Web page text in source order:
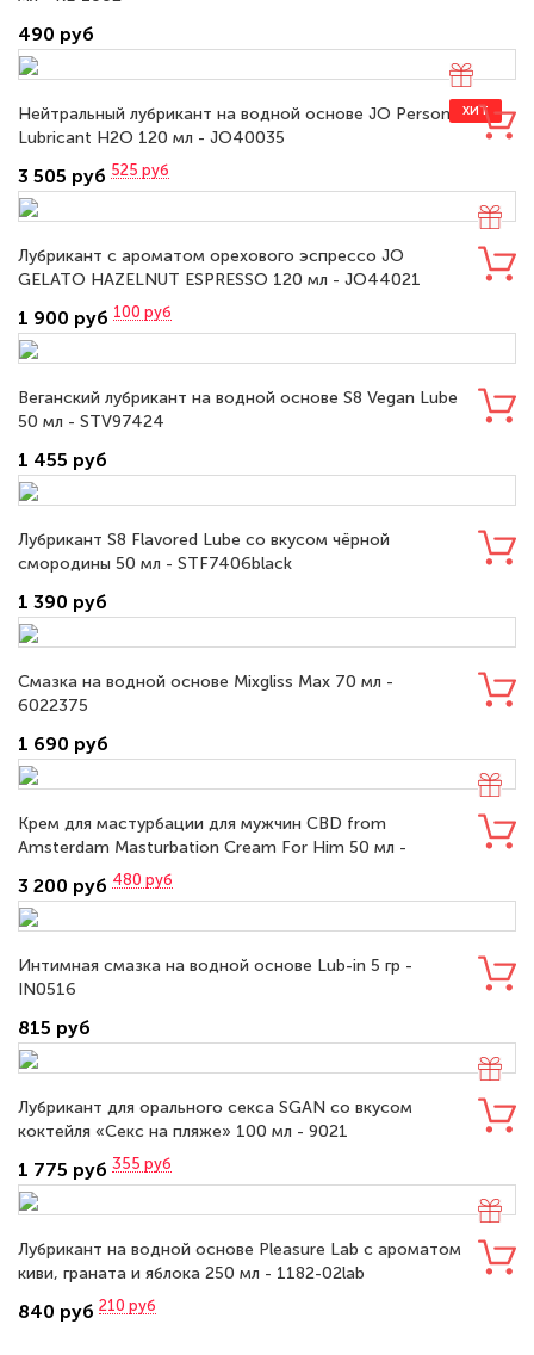
490 руб
ХИТ
Нейтральный лубрикант на водной основе JO Personal
Lubricant H2O 120 мл - JO40035
3 505 руб 525 руб
Лубрикант с ароматом орехового эспрессо JO
GELATO HAZELNUT ESPRESSO 120 мл - JO44021
1 900 руб 100 руб
Веганский лубрикант на водной основе S8 Vegan Lube
50 мл - STV97424
1 455 руб
Лубрикант S8 Flavored Lube со вкусом чёрной
смородины 50 мл - STF7406black
1 390 руб
Смазка на водной основе Mixgliss Max 70 мл -
6022375
1 690 руб
Крем для мастурбации для мужчин CBD from
Amsterdam Masturbation Cream For Him 50 мл -
3 200 руб 480 руб
Интимная смазка на водной основе Lub-in 5 гр -
IN0516
815 руб
Лубрикант для орального секса SGAN со вкусом
коктейля «Секс на пляже» 100 мл - 9021
1 775 руб 355 руб
Лубрикант на водной основе Pleasure Lab с ароматом
киви, граната и яблока 250 мл - 1182-02lab
840 руб 210 руб